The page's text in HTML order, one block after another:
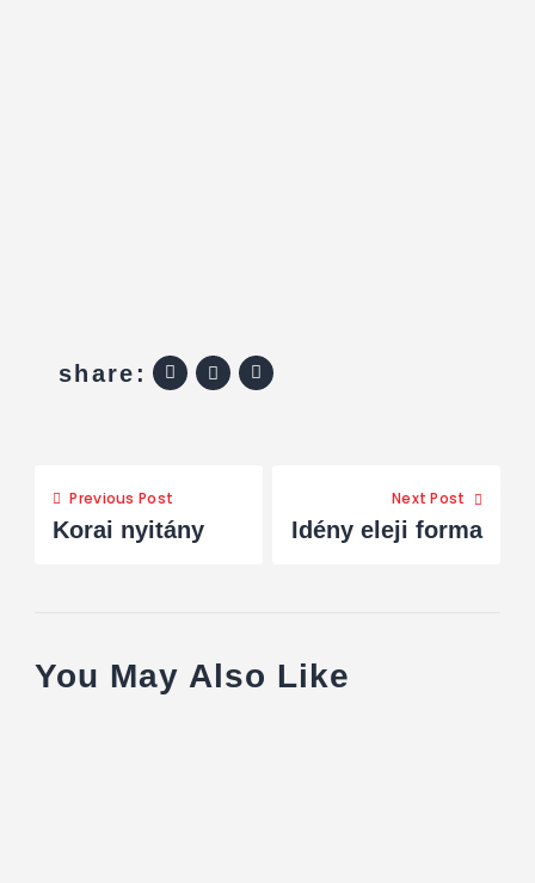
share:
Previous Post
Korai nyitány
Next Post
Idény eleji forma
You May Also Like